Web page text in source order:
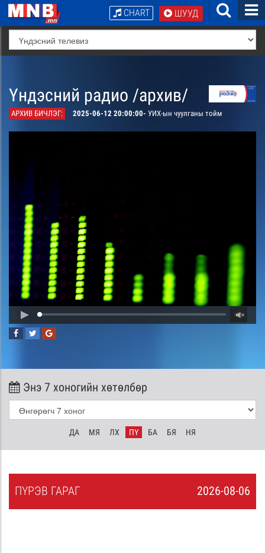
ШУУД
CHART
Үндэсний радио /архив/
АРХИВ БИЧЛЭГ: 2025-06-12 20:00:00- УИХ-ын чуулганы тойм
Энэ 7 хоногийн хөтөлбөр
ДА МЯ ЛХ ПҮ БА БЯ НЯ
2026-08-06
ПҮРЭВ ГАРАГ